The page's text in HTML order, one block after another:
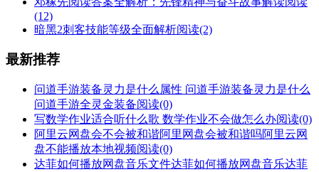
(12)
暗黑2刺客技能等级全面解析阅读(2)
最新推荐
问道手游装备灵力是什么属性 问道手游装备灵力是什么
问道手游全灵金装备阅读(0)
写数学作业适合听什么歌 数学作业不会做怎么办阅读(0)
阿里云网盘会不会被和谐阿里网盘会被和谐吗阿里云网
盘不能播放本地视频阅读(0)
达菲如何播放网盘音乐文件达菲如何播放网盘音乐达菲